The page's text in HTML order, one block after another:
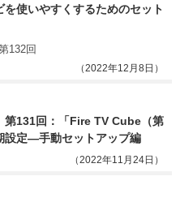
を使いやすくするためのセット
132回
（2022年12月8日）
第131回：「Fire TV Cube（第
設定―手動セットアップ編
（2022年11月24日）